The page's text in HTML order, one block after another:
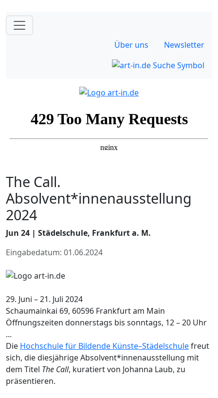
Über uns Newsletter
The Call.
Absolvent*innenausstellung
2024
Jun 24 | Städelschule, Frankfurt a. M.
Eingabedatum: 01.06.2024
29. Juni – 21. Juli 2024
Schaumainkai 69, 60596 Frankfurt am Main
​Öffnungszeiten donnerstags bis sonntags, 12 – 20 Uhr
...
Die Hochschule für Bildende Künste–Städelschulefreut
sich, die diesjährige Absolvent*innenausstellung mit
dem Titel The Call, kuratiert von Johanna Laub, zu
präsentieren.